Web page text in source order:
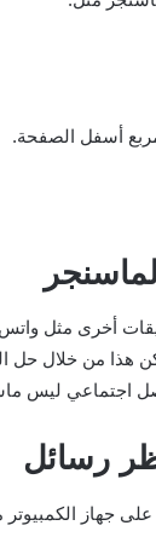
أسفل الصفحة.
أخرى مثل
من خلال حل
اجتماعي ليس
رسائل
جهاز الكمبيوتر